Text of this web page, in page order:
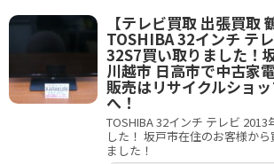
【テレビ買取 出張買取
TOSHIBA 32インチ テ
32S7買い取りました！
川越市 日高市で中古家
販売はリサイクルショ
へ！
TOSHIBA 32インチ テレビ 2013
した！ 坂戸市在住のお客様か
ました！